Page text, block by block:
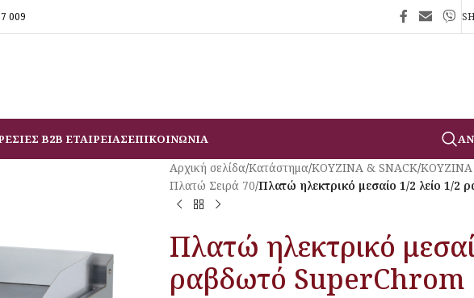
009
B2B ΕΤΑΙΡΕΙΑΣΕΠΙΚΟΙΝΩΝΙΑ
Αρχική σελίδα/Κατάστημα/ΚΟΥΖΙΝΑ & SNACK/ΚΟΥΖΙΝΑ
Πλατώ Σειρά 70/Πλατώ ηλεκτρικό μεσαίο 1/2 λείο 1/2
Πλατώ ηλεκτρικό
ραβδωτό SuperChrom